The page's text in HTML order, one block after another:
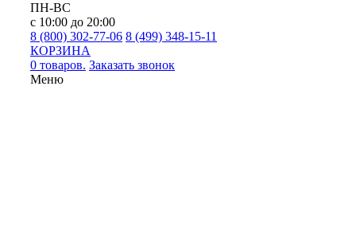
ПН-ВС
с 10:00 до 20:00
8 (800) 302-77-06 8 (499) 348-15-11
КОРЗИНА
0 товаров. Заказать звонок
Меню